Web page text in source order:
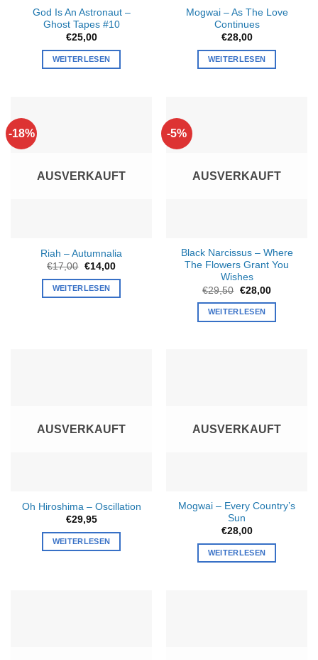
God Is An Astronaut –
Ghost Tapes #10
€25,00
WEITERLESEN
Mogwai – As The Love
Continues
€28,00
WEITERLESEN
-18%
AUSVERKAUFT
Riah – Autumnalia
€17,00 Ursprünglicher
war:
€17,00
€14,00Aktueller
WEITERLESEN
-5%
AUSVERKAUFT
Black Narcissus – Where
The Flowers Grant You
Wishes
€29,50 Ursprünglicher
Preis
war:
€29,50
€28,00Aktueller
WEITERLESEN
AUSVERKAUFT
Oh Hiroshima – Oscillation
€29,95
WEITERLESEN
AUSVERKAUFT
Mogwai – Every Country’s
Sun
€28,00
WEITERLESEN